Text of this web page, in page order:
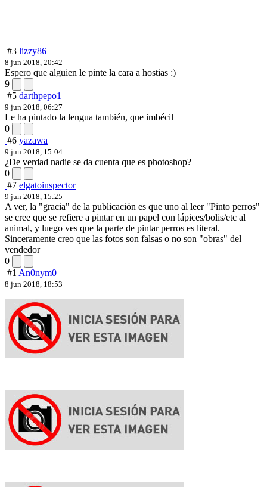
#3 lizzy86
8 jun 2018, 20:42
Espero que alguien le pinte la cara a hostias :)
9
#5 darthpepo1
9 jun 2018, 06:27
Le ha pintado la lengua también, que imbécil
0
#6 yazawa
9 jun 2018, 15:04
¿De verdad nadie se da cuenta que es photoshop?
0
#7 elgatoinspector
9 jun 2018, 15:25
A ver, la "gracia" de la publicación es que uno al leer "Pinto perros"
se cree que se refiere a pintar en un papel con lápices/bolis/etc al
animal, y luego ves que la parte de pintar perros es literal.
Sinceramente creo que las fotos son falsas o no son "obras" del
vendedor
0
#1 An0nym0
8 jun 2018, 18:53